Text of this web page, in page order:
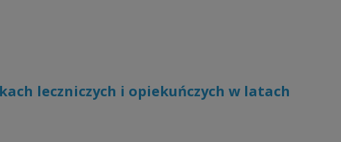
leczniczych i opiekuńczych w latach